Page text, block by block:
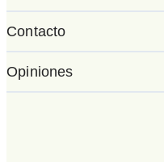
Contacto
Opiniones